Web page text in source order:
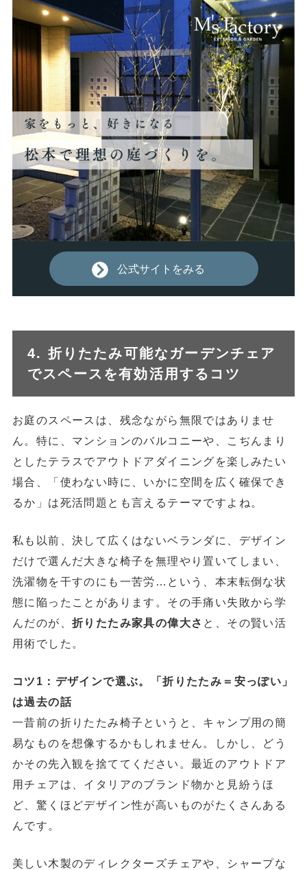
公式サイトをみる
4. 折りたたみ可能なガーデンチェア
でスペースを有効活用するコツ
お庭のスペースは、残念ながら無限ではありませ
ん。特に、マンションのバルコニーや、こぢんまり
としたテラスでアウトドアダイニングを楽しみたい
場合、「使わない時に、いかに空間を広く確保でき
るか」は死活問題とも言えるテーマですよね。
私も以前、決して広くはないベランダに、デザイン
だけで選んだ大きな椅子を無理やり置いてしまい、
洗濯物を干すのにも一苦労…という、本末転倒な状
態に陥ったことがあります。その手痛い失敗から学
んだのが、 折りたたみ家具の偉大さ と、その賢い活
用術でした。
コツ1：デザインで選ぶ。「折りたたみ＝安っぽい」
は過去の話
一昔前の折りたたみ椅子というと、キャンプ用の簡
易なものを想像するかもしれません。しかし、どう
かその先入観を捨ててください。最近のアウトドア
用チェアは、イタリアのブランド物かと見紛うほ
ど、驚くほどデザイン性が高いものがたくさんある
んです。
美しい木製のディレクターズチェアや、シャープな